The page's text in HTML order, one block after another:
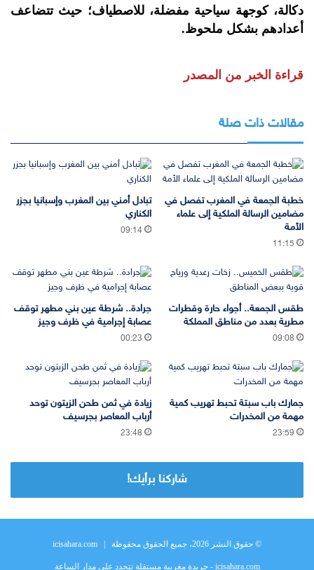
دكالة، كوجهة سياحية مفضلة، للاصطياف؛ حيث تتضاعف
أعدادهم بشكل ملحوظ.
قراءة الخبر من المصدر
مقالات ذات صلة
خطبة الجمعة في المغرب تفصل في
مضامين الرسالة الملكية إلى علماء
الأمة
11:15
تبادل أمني بين المغرب وإسبانيا بجزر
الكناري
09:14
طقس الجمعة.. أجواء حارة وقطرات
مطرية بعدد من مناطق المملكة
09:08
جرادة.. شرطة عين بني مطهر توقف
عصابة إجرامية في ظرف وجيز
00:23
جمارك باب سبتة تحبط تهريب كمية
مهمة من المخدرات
23:59
زيادة في ثمن طحن الزيتون توحد
أرباب المعاصر بجرسيف
23:48
شاركنا برأيك!
© حقوق النشر 2026، جميع الحقوق محفوظة | icisahara.com
icisahara.com - جريدة مغربية مستقلة تتجدد على مدار الساعة